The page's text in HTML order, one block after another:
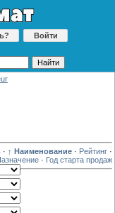
Войти
· ↑ Наименование · Рейтинг ·
· Год старта продаж